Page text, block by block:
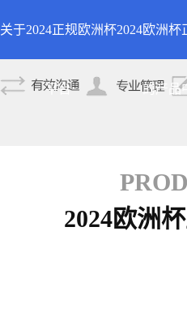
关于2024正规欧洲杯
平台
2024欧洲杯正规平台的
2024欧洲杯
的产品
2024欧洲